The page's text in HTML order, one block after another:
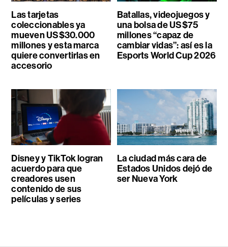
Las tarjetas
coleccionables ya
mueven US$30.000
millones y esta marca
quiere convertirlas en
accesorio
Batallas, videojuegos y
una bolsa de US$75
millones “capaz de
cambiar vidas”: así es la
Esports World Cup 2026
Disney y TikTok logran
acuerdo para que
creadores usen
contenido de sus
películas y series
La ciudad más cara de
Estados Unidos dejó de
ser Nueva York